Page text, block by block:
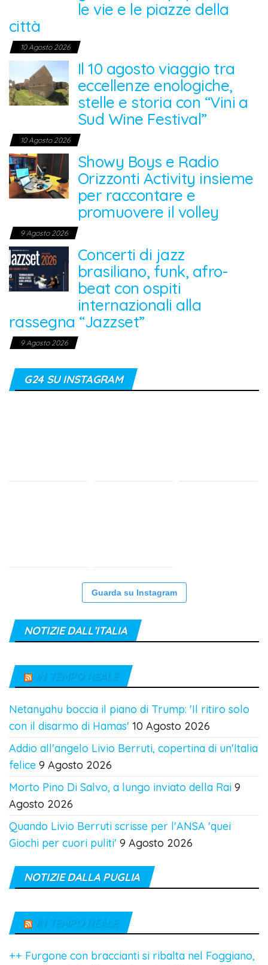
le vie e le piazze della
città
10 Agosto 2026
Il 10 agosto viaggio tra
eccellenze enologiche,
stelle e storia con “Vini a
Sud Wine Festival”
10 Agosto 2026
Showy Boys e Radio
Orizzonti Activity insieme
per raccontare e
promuovere il volley
9 Agosto 2026
Concerti di jazz
brasiliano, funk, afro-
beat con ospiti
internazionali alla
rassegna “Jazzset”
9 Agosto 2026
G24 SU INSTAGRAM
Guarda su Instagram
NOTIZIE DALL’ITALIA
IN TEMPO REALE
Netanyahu boccia il piano di Trump: 'Il ritiro solo
con il disarmo di Hamas' 10 Agosto 2026
Addio all'angelo Livio Berruti, copertina di un'Italia
felice 9 Agosto 2026
Morto Pino Di Salvo, a lungo inviato della Rai 9
Agosto 2026
Quando Livio Berruti scrisse per l'ANSA 'quei
Giochi per cuori puliti' 9 Agosto 2026
NOTIZIE DALLA PUGLIA
IN TEMPO REALE
++ Furgone con braccianti si ribalta nel Foggiano,